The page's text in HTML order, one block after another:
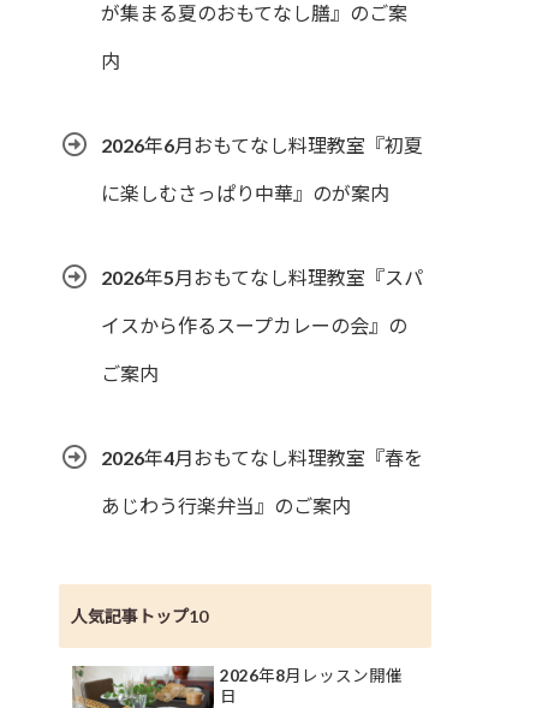
が集まる夏のおもてなし膳』のご案
内
2026年6月おもてなし料理教室『初夏
に楽しむさっぱり中華』のが案内
2026年5月おもてなし料理教室『スパ
イスから作るスープカレーの会』の
ご案内
2026年4月おもてなし料理教室『春を
あじわう行楽弁当』のご案内
人気記事トップ10
2026年8月レッスン開催
日